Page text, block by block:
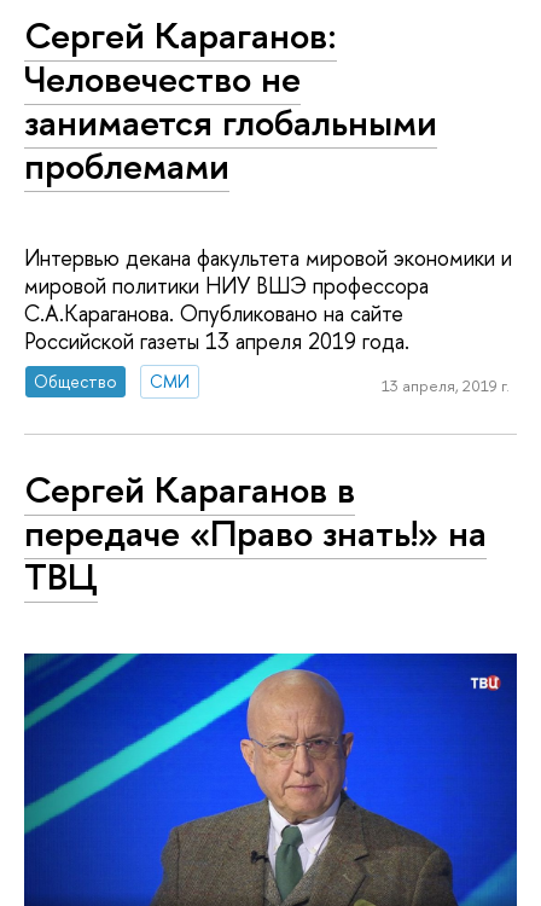
Сергей Караганов:
Человечество не
занимается глобальными
проблемами
Интервью декана факультета мировой экономики и
мировой политики НИУ ВШЭ профессора
С.А.Караганова. Опубликовано на сайте
Российской газеты 13 апреля 2019 года.
Общество СМИ 13 апреля, 2019 г.
Сергей Караганов в
передаче «Право знать!» на
ТВЦ